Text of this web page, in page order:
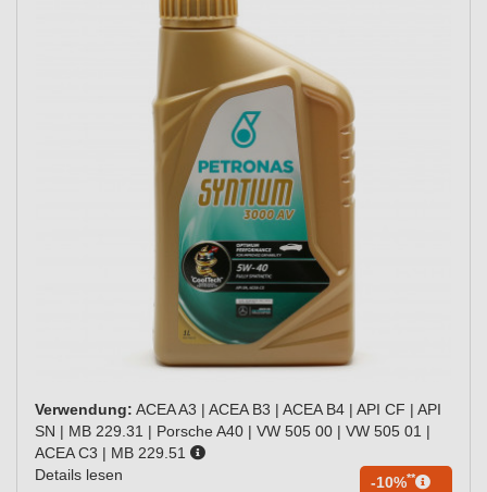
Verwendung: ACEA A3 | ACEA B3 | ACEA B4 | API CF | API
SN | MB 229.31 | Porsche A40 | VW 505 00 | VW 505 01 |
ACEA C3 | MB 229.51
Details lesen
-10%**